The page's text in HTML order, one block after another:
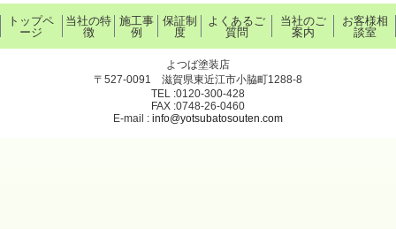
トップペ
ージ
当社の特
徴
施工事
例
保証制
度
よくあるご
質問
当社のご
案内
お客様相
談室
よつば塗装店
〒527-0091 滋賀県東近江市小脇町1288-8
TEL :0120-300-428
FAX :0748-26-0460
E-mail : info@yotsubatosouten.com